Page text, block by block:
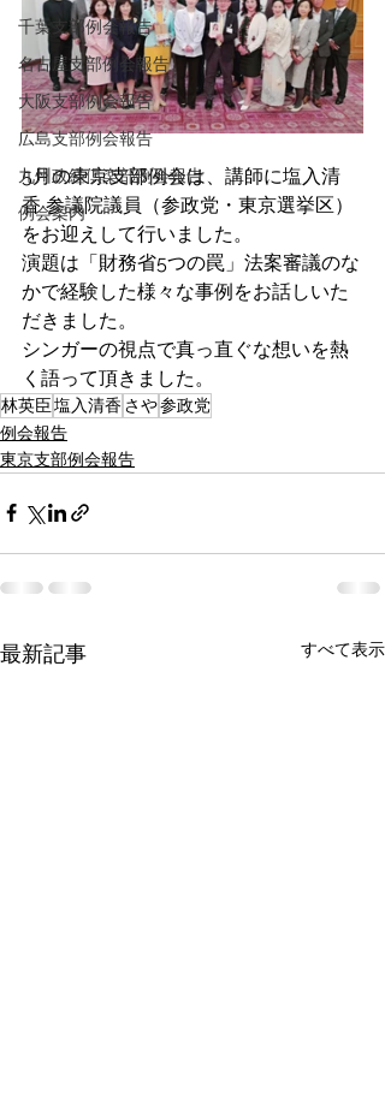
千葉支部例会報告
名古屋支部例会報告
大阪支部例会報告
広島支部例会報告
九州政経倶楽部例会報告
例会案内
5月の東京支部例会は、講師に塩入清
香 参議院議員（参政党・東京選挙区）
をお迎えして行いました。
演題は「財務省5つの罠」法案審議のな
かで経験した様々な事例をお話しいた
だきました。
シンガーの視点で真っ直ぐな想いを熱
く語って頂きました。
林英臣塩入清香さや参政党
例会報告
東京支部例会報告
最新記事 すべて表示